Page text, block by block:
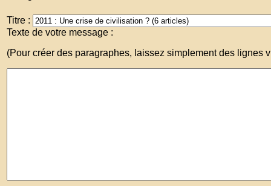
Titre :
Texte de votre message :
(Pour créer des paragraphes, laissez simplement des lignes